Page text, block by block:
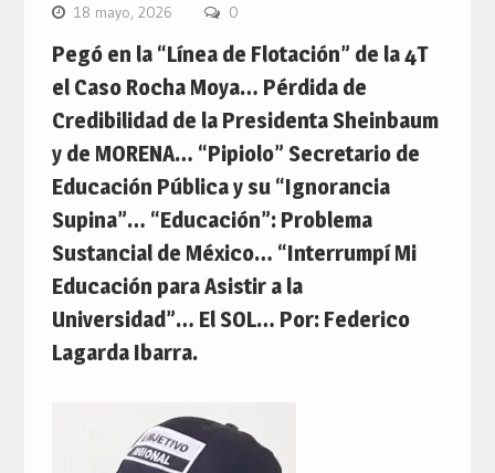
18 mayo, 2026 0
Pegó en la “Línea de Flotación” de la 4T
el Caso Rocha Moya… Pérdida de
Credibilidad de la Presidenta Sheinbaum
y de MORENA… “Pipiolo” Secretario de
Educación Pública y su “Ignorancia
Supina”… “Educación”: Problema
Sustancial de México… “Interrumpí Mi
Educación para Asistir a la
Universidad”… El SOL… Por: Federico
Lagarda Ibarra.